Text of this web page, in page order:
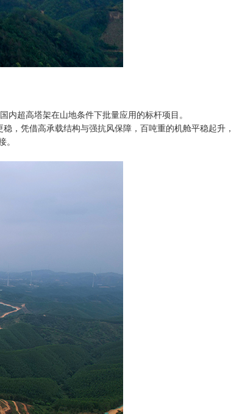
超高塔架在山地条件下批量应用的标杆项目。
，凭借高承载结构与强抗风保障，百吨重的机舱平稳起升，